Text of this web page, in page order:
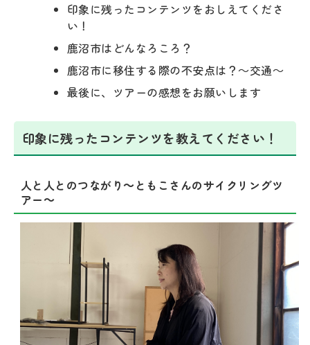
印象に残ったコンテンツをおしえてくださ
い！
鹿沼市はどんなろころ？
鹿沼市に移住する際の不安点は？～交通～
最後に、ツアーの感想をお願いします
印象に残ったコンテンツを教えてください！
人と人とのつながり～ともこさんのサイクリングツ
アー～